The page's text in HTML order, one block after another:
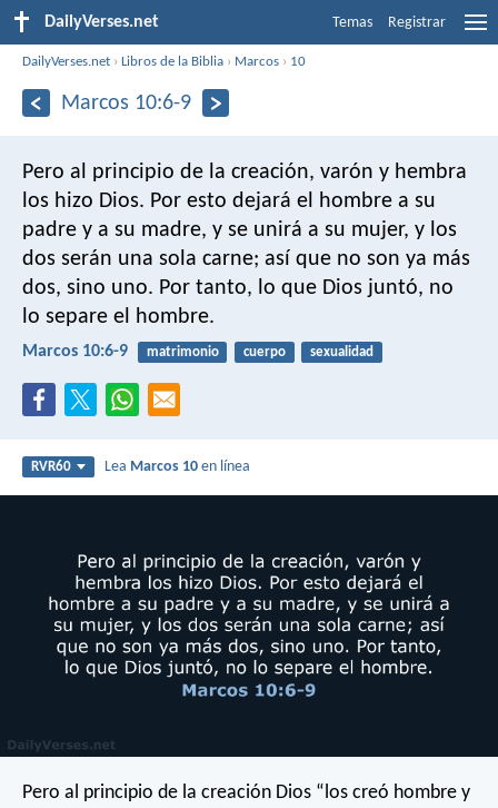
DailyVerses.net Temas Registrar
DailyVerses.net ›Libros de la Biblia › Marcos › 10
Marcos 10:6-9
Pero al principio de la creación, varón y hembra
los hizo Dios. Por esto dejará el hombre a su
padre y a su madre, y se unirá a su mujer, y los
dos serán una sola carne; así que no son ya más
dos, sino uno. Por tanto, lo que Dios juntó, no
lo separe el hombre.
Marcos 10:6-9 matrimonio cuerpo sexualidad
RVR60 Lea Marcos 10 en línea
Pero al principio de la creación Dios “los creó hombre y